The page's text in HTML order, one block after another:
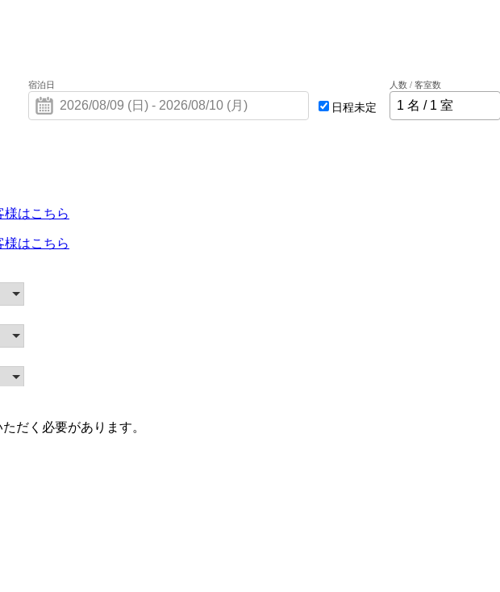
宿泊日
日程未定
人数 / 客室数
様はこちら
様はこちら
だく必要があります。